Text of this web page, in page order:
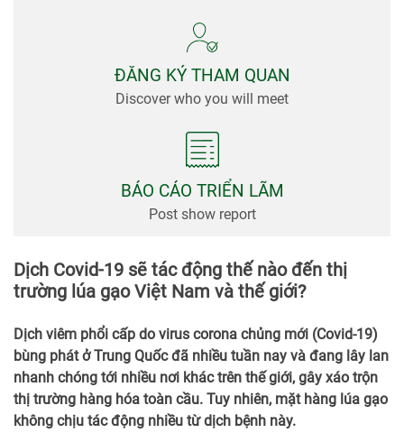
ĐĂNG KÝ THAM QUAN
Discover who you will meet
BÁO CÁO TRIỂN LÃM
Post show report
Dịch Covid-19 sẽ tác động thế nào đến thị
trường lúa gạo Việt Nam và thế giới?
Dịch viêm phổi cấp do virus corona chủng mới (Covid-19)
bùng phát ở Trung Quốc đã nhiều tuần nay và đang lây lan
nhanh chóng tới nhiều nơi khác trên thế giới, gây xáo trộn
thị trường hàng hóa toàn cầu. Tuy nhiên, mặt hàng lúa gạo
không chịu tác động nhiều từ dịch bệnh này.